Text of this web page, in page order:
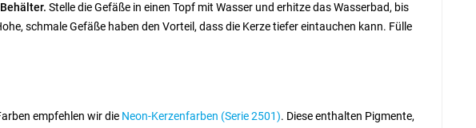
Stelle die Gefäße in einen Topf mit Wasser und erhitze das Wasserbad, bis
schmale Gefäße haben den Vorteil, dass die Kerze tiefer eintauchen kann. Fülle
empfehlen wir die Neon-Kerzenfarben (Serie 2501). Diese enthalten Pigmente,